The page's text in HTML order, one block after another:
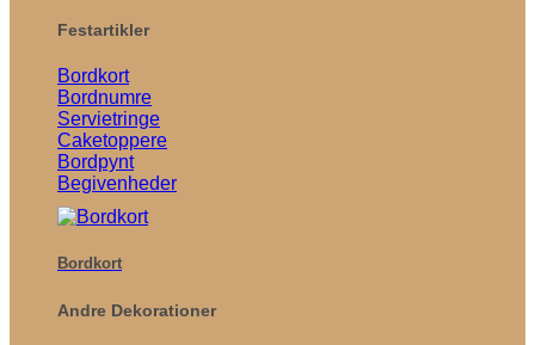
Festartikler
Bordkort
Bordnumre
Servietringe
Caketoppere
Bordpynt
Begivenheder
Bordkort
Andre Dekorationer